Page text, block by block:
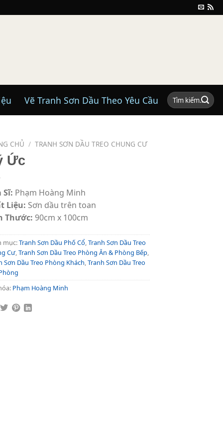
Vẽ Tranh Sơn Dầu Theo Yêu Cầu
Tìm
kiếm:
CHỦ / TRANH SƠN DẦU TREO CHUNG CƯ
Ức
Sĩ: Phạm Hoàng Minh
Liệu: Sơn dầu trên toan
Thước: 90cm x 100cm
mục:Tranh Sơn Dầu Phố Cổ Tranh Sơn Dầu Treo
Cư Tranh Sơn Dầu Treo Phòng Ăn & Phòng Bếp
Sơn Dầu Treo Phòng Khách Tranh Sơn Dầu Treo
Phạm Hoàng Minh